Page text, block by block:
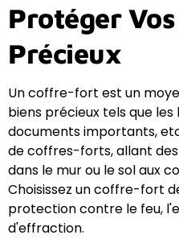
Protéger
Précieux
Un coffre-fort est un
biens précieux tels que les
documents importants,
de coffres-forts, allant
dans le mur ou le sol aux
Choisissez un coffre-fort
protection contre le feu,
d'effraction.